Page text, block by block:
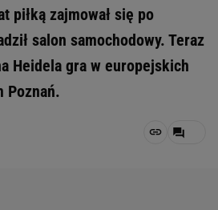
piłką zajmował się po
salon samochodowy. Teraz
Heidela gra w europejskich
Poznań.